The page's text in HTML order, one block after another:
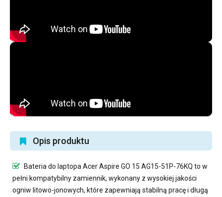
Opis produktu
Bateria do laptopa Acer Aspire GO 15 AG15-51P-76KQ to w
pełni kompatybilny zamiennik, wykonany z wysokiej jakości
ogniw litowo-jonowych, które zapewniają stabilną pracę i długą